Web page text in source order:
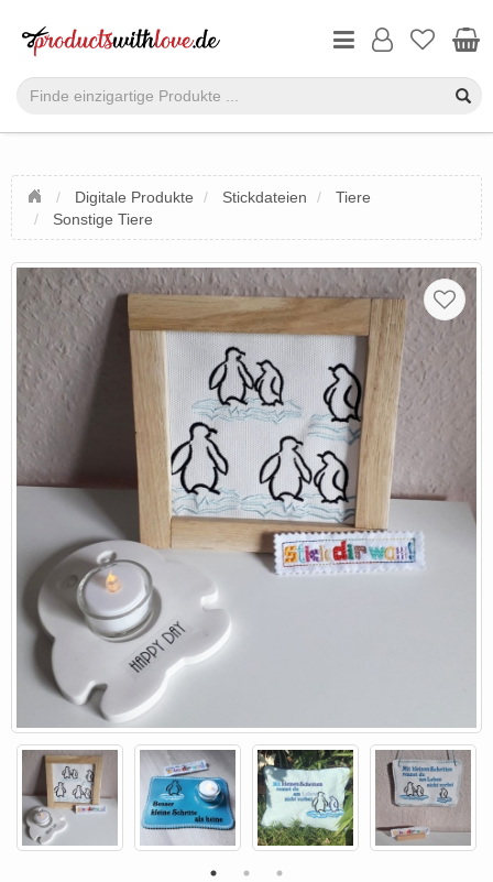
Digitale Produkte Stickdateien
Tiere
Sonstige Tiere